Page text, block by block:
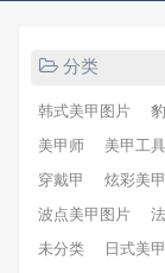
分类
韩式美甲图片
美甲师 美甲工具
穿戴甲 炫彩美
波点美甲图片
未分类 日式美